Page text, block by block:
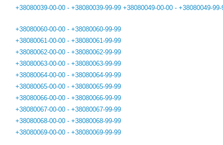
+38080039-00-00 - +38080039-99-99 +38080049-00-00 - +38080049-99-
+38080060-00-00 - +38080060-99-99
+38080061-00-00 - +38080061-99-99
+38080062-00-00 - +38080062-99-99
+38080063-00-00 - +38080063-99-99
+38080064-00-00 - +38080064-99-99
+38080065-00-00 - +38080065-99-99
+38080066-00-00 - +38080066-99-99
+38080067-00-00 - +38080067-99-99
+38080068-00-00 - +38080068-99-99
+38080069-00-00 - +38080069-99-99